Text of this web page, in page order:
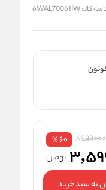
کالا:6WAL70061IW
8999000
60
%
تومان
به سبد خرید